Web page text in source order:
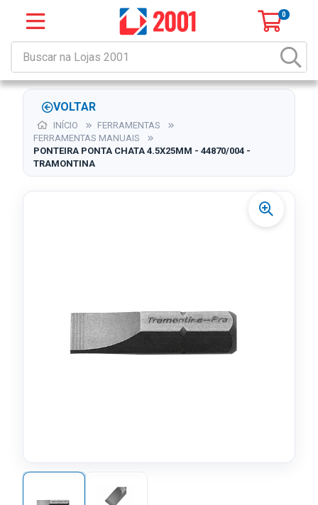
0
VOLTAR
INÍCIO
FERRAMENTAS
FERRAMENTAS MANUAIS
PONTEIRA PONTA CHATA 4.5X25MM - 44870/004 -
TRAMONTINA